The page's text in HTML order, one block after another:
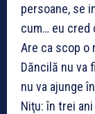
persoane, se
cum… eu
Are ca scop o
Dăncilă nu va
nu va ajunge
Niţu: în trei